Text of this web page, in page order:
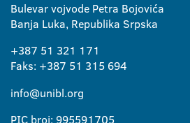
Bulevar vojvode Petra Bojovića
Banja Luka, Republika Srpska
+387 51 321 171
Faks: +387 51 315 694
info@unibl.org
PIC broj: 995591705